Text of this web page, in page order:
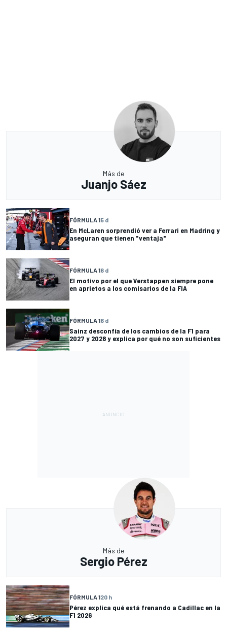
Más de
Juanjo Sáez
FÓRMULA 15 d
En McLaren sorprendió ver a Ferrari en Madring y
aseguran que tienen "ventaja"
FÓRMULA 16 d
El motivo por el que Verstappen siempre pone
en aprietos a los comisarios de la FIA
FÓRMULA 16 d
Sainz desconfía de los cambios de la F1 para
2027 y 2028 y explica por qué no son suficientes
Más de
Sergio Pérez
FÓRMULA 120 h
Pérez explica qué está frenando a Cadillac en la
F1 2026